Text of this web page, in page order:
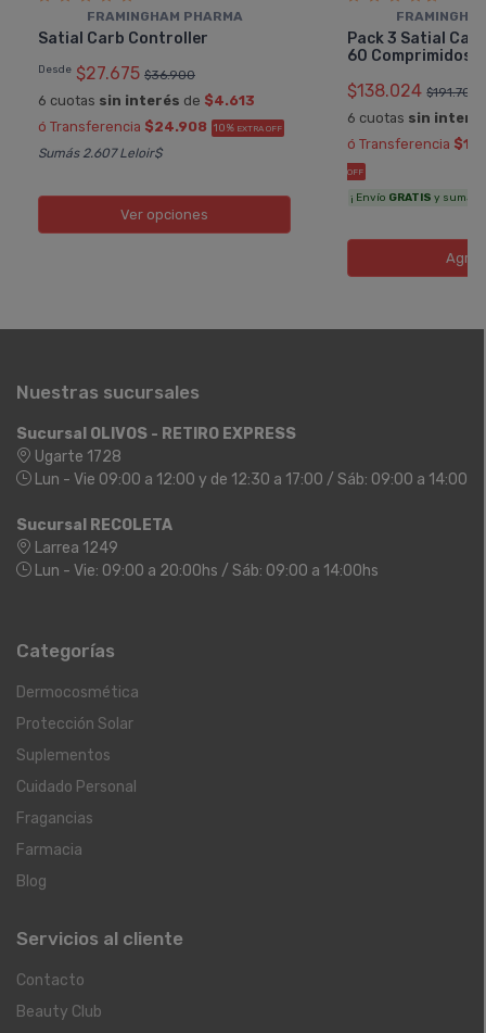
FRAMINGHAM PHARMA
Satial Carb Controller
Desde $27.675 $36.900
6 cuotas sin interés de $4.613
ó Transferencia $24.908 10% EXTRA OFF
Sumás 2.607 Leloir$
Ver opciones
Pack 3 Satial
60 Comprimidos
$138.024 $191.700
6 cuotas sin
ó Transferencia
OFF
¡ Envío GRATIS y sumás
Nuestras sucursales
Sucursal OLIVOS - RETIRO EXPRESS
Ugarte 1728
Lun - Vie 09:00 a 12:00 y de 12:30 a 17:00 / Sáb: 09:00 a 14:00
Sucursal RECOLETA
Larrea 1249
Lun - Vie: 09:00 a 20:00hs / Sáb: 09:00 a 14:00hs
Categorías
Dermocosmética
Protección Solar
Suplementos
Cuidado Personal
Fragancias
Farmacia
Blog
Servicios al cliente
Contacto
Beauty Club